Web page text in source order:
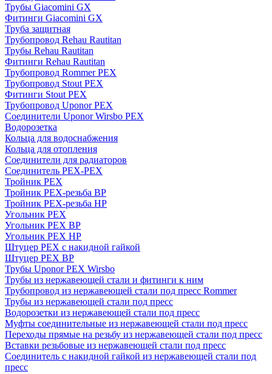
Трубы Giacomini GX
Фитинги Giacomini GX
Труба защитная
Трубопровод Rehau Rautitan
Трубы Rehau Rautitan
Фитинги Rehau Rautitan
Трубопровод Rommer PEX
Трубопровод Stout PEX
Фитинги Stout PEX
Трубопровод Uponor PEX
Соединители Uponor Wirsbo PEX
Водорозетка
Кольца для водоснабжения
Кольца для отопления
Соединители для радиаторов
Соединитель PEX-PEX
Тройник PEX
Тройник PEX-резьба ВР
Тройник PEX-резьба НР
Угольник PEX
Угольник PEX ВР
Угольник PEX НР
Штуцер PEX c накидной гайкой
Штуцер PEX ВР
Трубы Uponor PEX Wirsbo
Трубы из нержавеющей стали и фитинги к ним
Трубопровод из нержавеющей стали под пресс Rommer
Трубы из нержавеющей стали под пресс
Водорозетки из нержавеющей стали под пресс
Муфты соединительные из нержавеющей стали под пресс
Переходы прямые на резьбу из нержавеющей стали под пресс
Вставки резьбовые из нержавеющей стали под пресс
Соединитель с накидной гайкой из нержавеющей стали под
пресс